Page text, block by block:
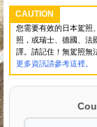
CAUTION
您需要有效的日本駕照
照，或瑞士、德國、法
譯。請記住！無駕照無
更多資訊請參考這裡。